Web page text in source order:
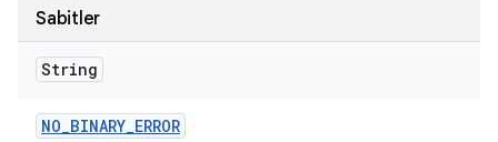
Sabitler
String
NO_BINARY_ERROR